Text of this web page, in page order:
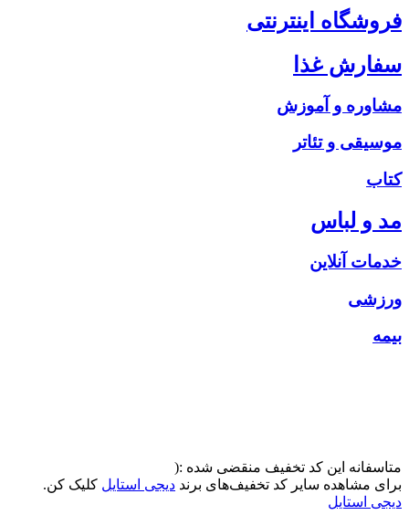
فروشگاه اینترنتی
سفارش غذا
مشاوره و آموزش
موسیقی و تئاتر
کتاب
مد و لباس
خدمات آنلاین
ورزشی
بیمه
متاسفانه این کد تخفیف منقضی شده :(
برای مشاهده سایر کد تخفیف‌های برند دیجی استایل کلیک کن.
دیجی استایل